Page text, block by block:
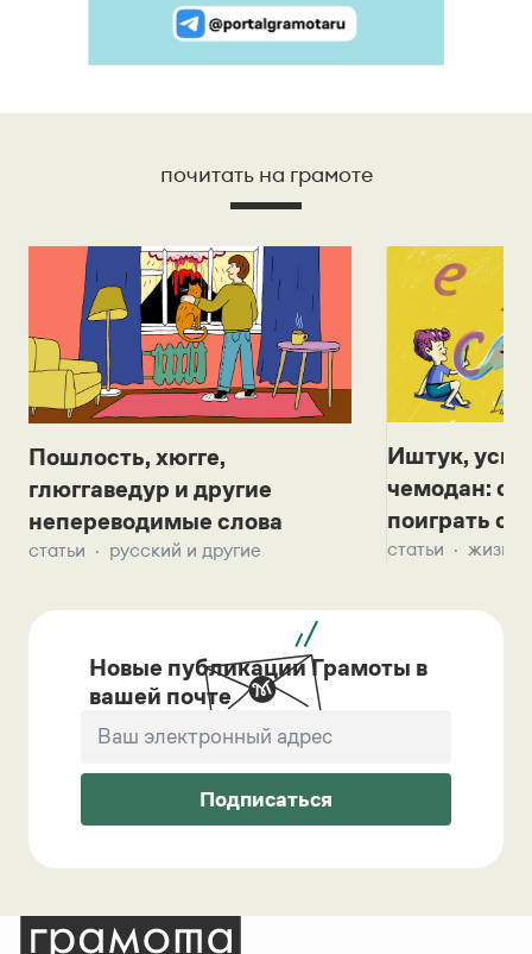
почитать на грамоте
Пошлость, хюгге,
глюггаведур и другие
непереводимые слова
статьи русский и другие
Иштук,
чемодан:
поиграть с
статьи жизнь
Новые публикации Грамоты в
вашей почте
Подписаться